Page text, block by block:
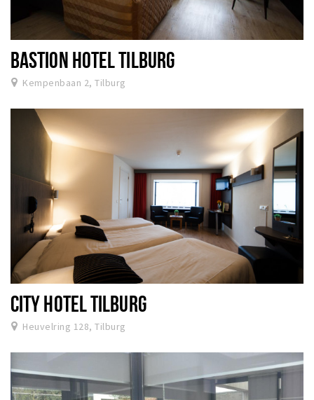
BASTION HOTEL TILBURG
Kempenbaan 2, Tilburg
CITY HOTEL TILBURG
Heuvelring 128, Tilburg